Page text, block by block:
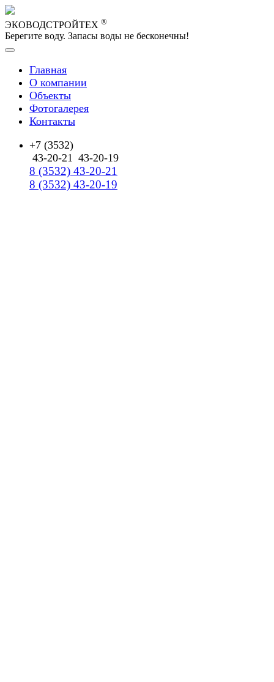
ЭКОВОДСТРОЙТЕХ ®
Берегите воду. Запасы воды не бесконечны!
Главная
О компании
Объекты
Фотогалерея
Контакты
+7 (3532)
43-20-21 43-20-19
8 (3532) 43-20-21
8 (3532) 43-20-19